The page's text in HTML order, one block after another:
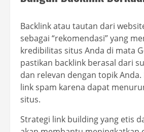
Backlink atau tautan dari
sebagai “rekomendasi” yang
kredibilitas situs Anda di mata
pastikan backlink berasal dari
dan relevan dengan topik
link spam karena dapat
situs.
Strategi link building yang etis